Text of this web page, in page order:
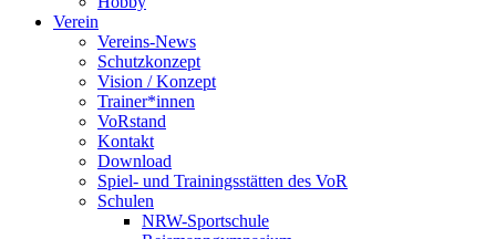
Verein
Vereins-News
Schutzkonzept
Vision / Konzept
Trainer*innen
VoRstand
Kontakt
Download
Spiel- und Trainingsstätten des VoR
Schulen
NRW-Sportschule